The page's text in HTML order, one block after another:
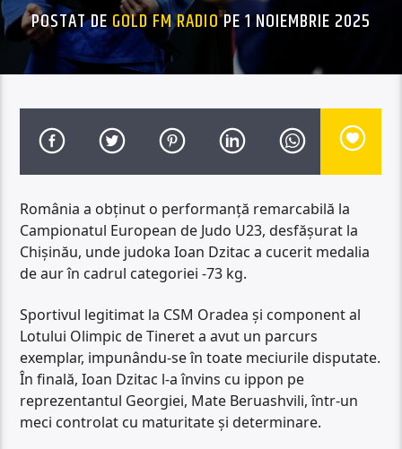
POSTAT DEGOLD FM RADIOPE 1 NOIEMBRIE 2025
România a obținut o performanță remarcabilă la
Campionatul European de Judo U23, desfășurat la
Chișinău, unde judoka Ioan Dzitac a cucerit medalia
de aur în cadrul categoriei -73 kg.
Sportivul legitimat la CSM Oradea și component al
Lotului Olimpic de Tineret a avut un parcurs
exemplar, impunându-se în toate meciurile disputate.
În finală, Ioan Dzitac l-a învins cu ippon pe
reprezentantul Georgiei, Mate Beruashvili, într-un
meci controlat cu maturitate și determinare.